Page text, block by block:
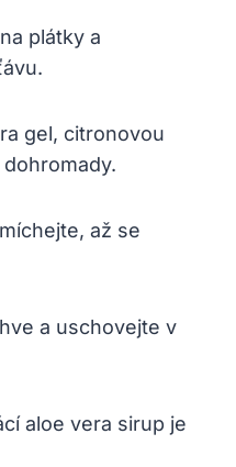
plátky a
gel, citronovou
až se
a uschovejte v
aloe vera sirup je